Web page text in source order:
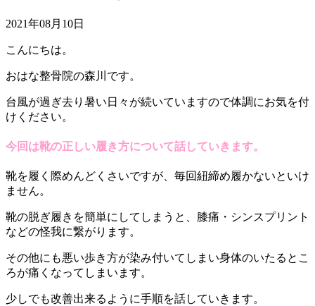
2021年08月10日
こんにちは。
おはな整骨院の森川です。
台風が過ぎ去り暑い日々が続いていますので体調にお気を付
けください。
今回は靴の正しい履き方について話していきます。
靴を履く際めんどくさいですが、毎回紐締め履かないといけ
ません。
靴の脱ぎ履きを簡単にしてしまうと、膝痛・シンスプリント
などの怪我に繋がります。
その他にも悪い歩き方が染み付いてしまい身体のいたるとこ
ろが痛くなってしまいます。
少しでも改善出来るように手順を話していきます。